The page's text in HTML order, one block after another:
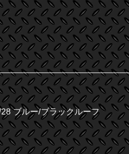
ブルー/ブラックルーフ